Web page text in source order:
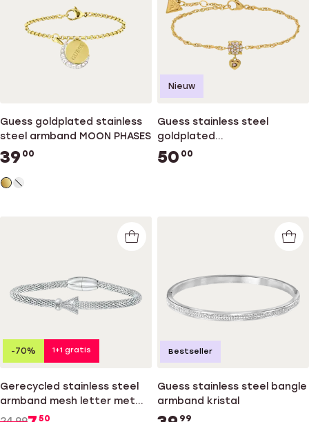
Guess goldplated stainless
steel armband MOON PHASES
39 00
Guess stainless steel
goldplated
fantasiearmband met kristal
voor dames
50 00
Nieuw
Gerecycled stainless steel
armband mesh letter met
kristal
50
-70% 1+1 gratis
Guess stainless steel bangle
armband kristal
99
Bestseller